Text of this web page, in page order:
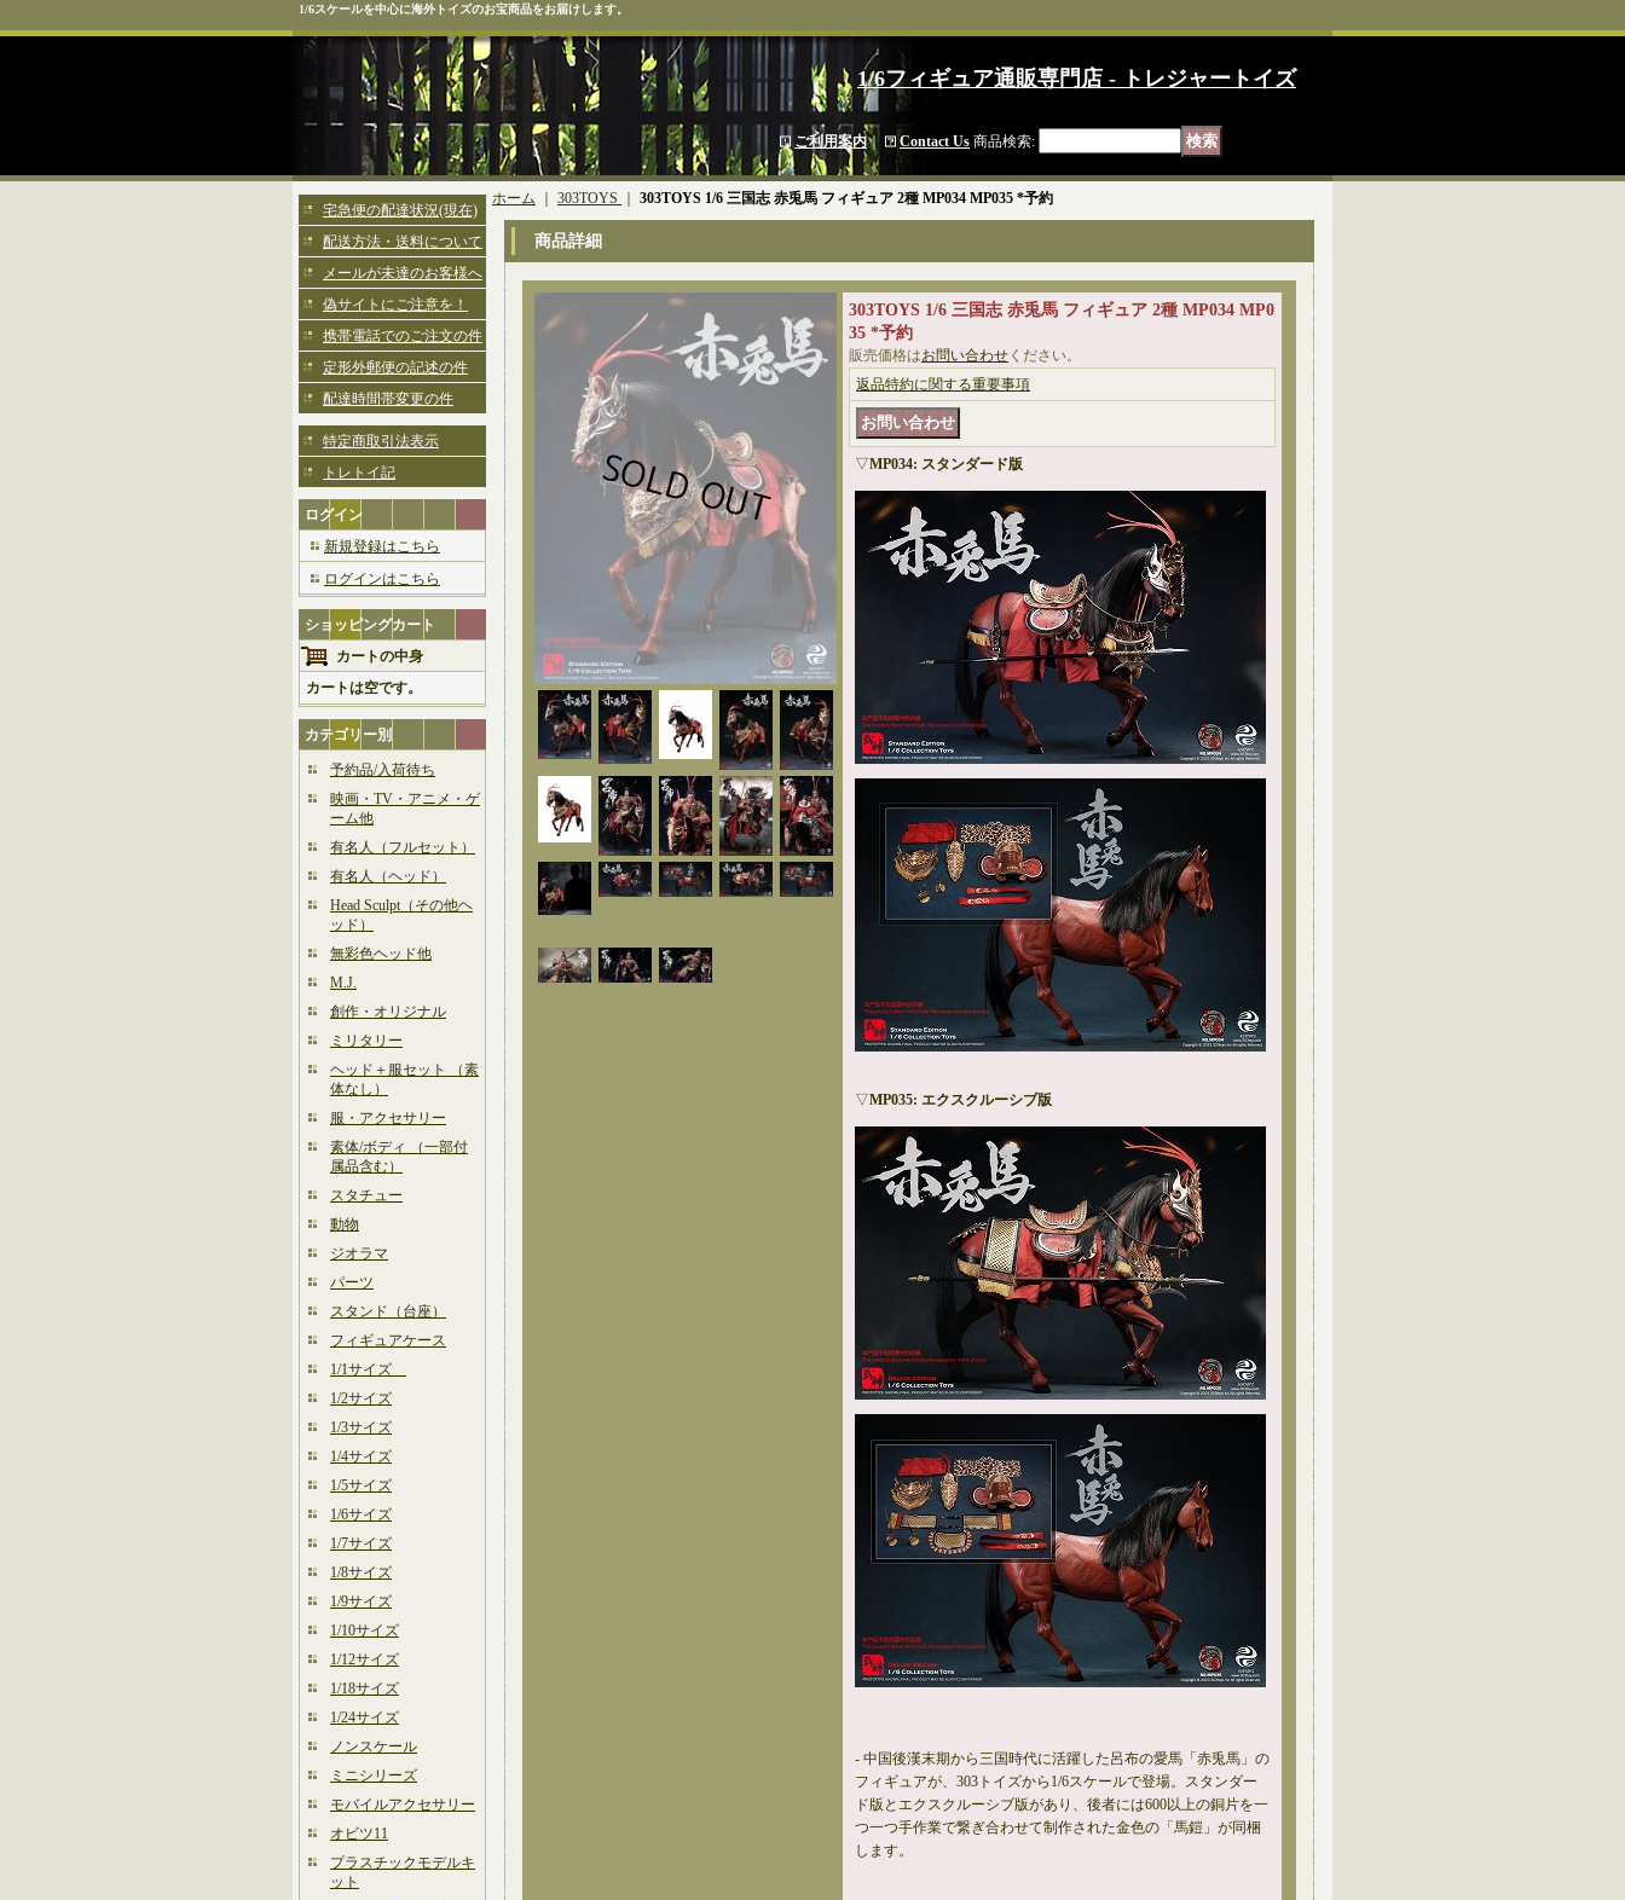
1/6スケールを中心に海外トイズのお宝商品をお届けします。
1/6フィギュア通販専門店 - トレジャートイズ
ご利用案内｜ Contact Us 商品検索:
宅急便の配達状況(現在)
配送方法・送料について
メールが未達のお客様へ
偽サイトにご注意を！
携帯電話でのご注文の件
定形外郵便の記述の件
配達時間帯変更の件
特定商取引法表示
トレトイ記
ログイン
新規登録はこちら
ログインはこちら
ショッピングカート
カートの中身
カートは空です。
カテゴリー別
予約品/入荷待ち
映画・TV・アニメ・ゲ
ーム他
有名人（フルセット）
有名人（ヘッド）
Head Sculpt（その他ヘ
ッド）
無彩色ヘッド他
M.J.
創作・オリジナル
ミリタリー
ヘッド＋服セット （素
体なし）
服・アクセサリー
素体/ボディ （一部付
属品含む）
スタチュー
動物
ジオラマ
パーツ
スタンド（台座）
フィギュアケース
1/1サイズ
1/2サイズ
1/3サイズ
1/4サイズ
1/5サイズ
1/6サイズ
1/7サイズ
1/8サイズ
1/9サイズ
1/10サイズ
1/12サイズ
1/18サイズ
1/24サイズ
ノンスケール
ミニシリーズ
モバイルアクセサリー
オビツ11
プラスチックモデルキ
ット
ホーム 303TOYS 303TOYS 1/6 三国志 赤兎馬 フィギュア 2種 MP034 MP035 *予約
商品詳細
303TOYS 1/6 三国志 赤兎馬 フィギュア 2種 MP034 MP0
35 *予約
販売価格はお問い合わせ ください。
返品特約に関する重要事項
▽MP034: スタンダード版
▽MP035: エクスクルーシブ版
- 中国後漢末期から三国時代に活躍した呂布の愛馬「赤兎馬」の
フィギュアが、303トイズから1/6スケールで登場。スタンダー
ド版とエクスクルーシブ版があり、後者には600以上の銅片を一
つ一つ手作業で繋ぎ合わせて制作された金色の「馬鎧」が同梱
します。